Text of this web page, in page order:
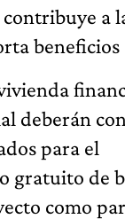
a
beneficios
deberán
para el
gratuito de
como